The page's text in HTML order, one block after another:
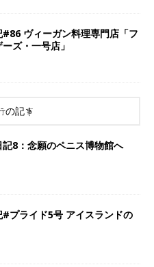
ヴィーガン料理専門店「フ
ズ・一号店」
の記事
8：念願のペニス博物館へ
プライド5号 アイスランドの